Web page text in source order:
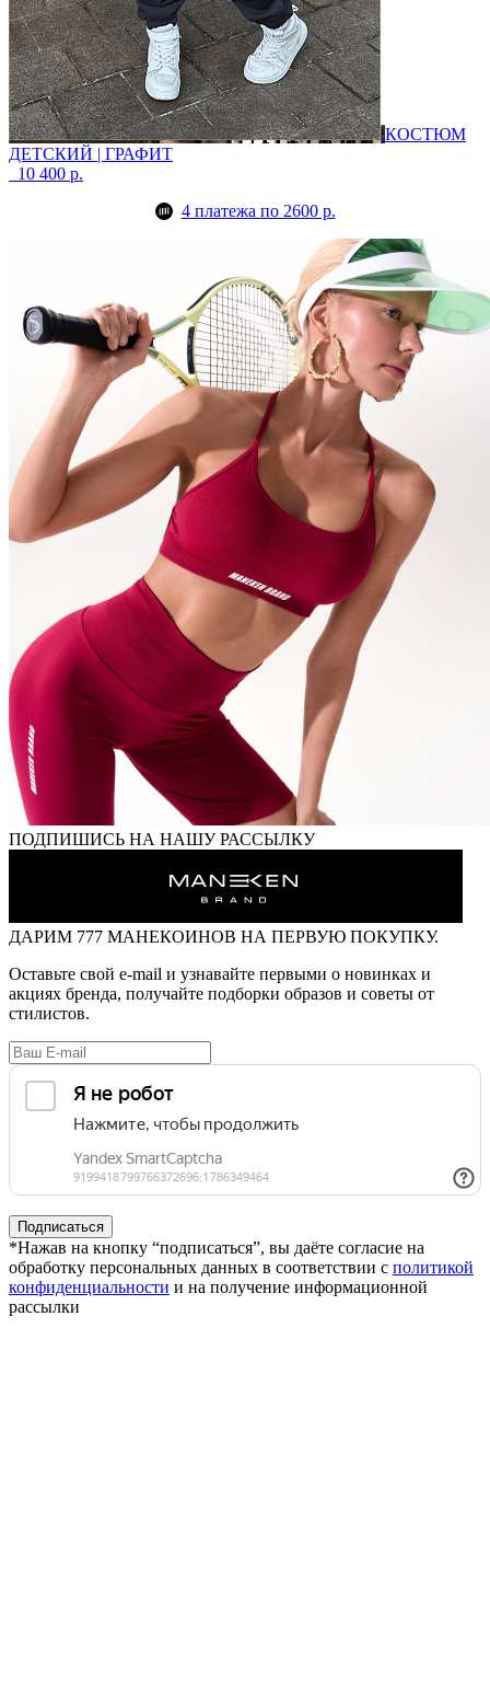
КОСТЮМ
ДЕТСКИЙ | ГРАФИТ
10 400 р.
4 платежа по 2600 р.
ПОДПИШИСЬ НА НАШУ РАССЫЛКУ
ДАРИМ 777 МАНЕКОИНОВ НА ПЕРВУЮ ПОКУПКУ.
Оставьте свой e-mail и узнавайте первыми о новинках и
акциях бренда, получайте подборки образов и советы от
стилистов.
*Нажав на кнопку “подписаться”, вы даёте согласие на
обработку персональных данных в соответствии с политикой
конфиденциальности и на получение информационной
рассылки